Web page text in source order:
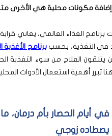
إضافة مكونات محلية هي الأخرى
في التغذية، بحسببرنامج الأغذية
يتلقون العلاج من سوء التغذية
تبرز أهمية استعمال الأدوات
في أيام الحصار بأم درمان،
يصطاده زوجي